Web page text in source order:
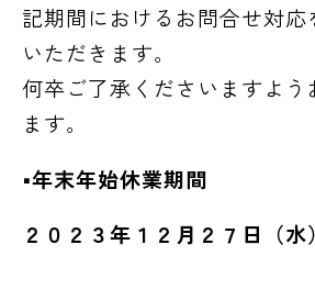
記期間におけるお問合せ対応
いただきます。
何卒ご了承くださいますよう
ます。
■年末年始休業期間
２０２３年１２月２７日（水）